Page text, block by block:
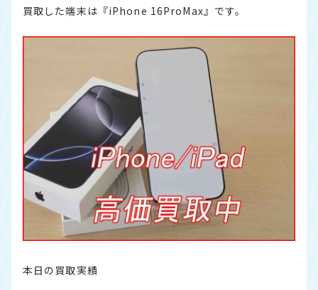
買取した端末は『iPhone 16ProMax』です。
本日の買取実績